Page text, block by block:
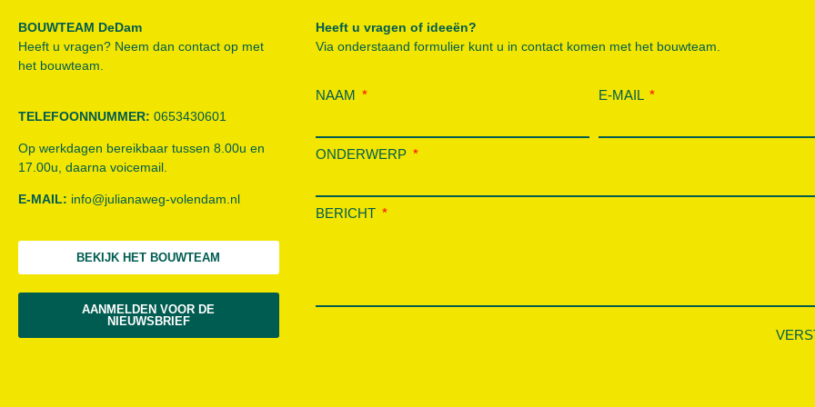
BOUWTEAM DeDam
Heeft u vragen? Neem dan contact op met
het bouwteam.
TELEFOONNUMMER: 0653430601
Op werkdagen bereikbaar tussen 8.00u en
17.00u, daarna voicemail.
E-MAIL: info@julianaweg-volendam.nl
BEKIJK HET BOUWTEAM
AANMELDEN VOOR DE
NIEUWSBRIEF
Heeft u vragen of ideeën?
Via onderstaand formulier kunt u in contact komen met het bouwteam.
NAAM E-MAIL
ONDERWERP
BERICHT